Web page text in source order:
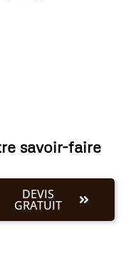
savoir-faire
DEVIS
GRATUIT